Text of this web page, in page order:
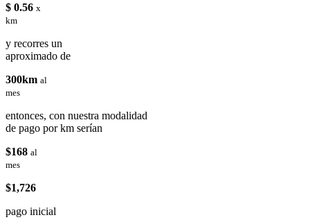
$ 0.56 x
km
y recorres un
aproximado de
300km al
mes
entonces, con nuestra modalidad
de pago por km serían
$168 al
mes
$1,726
pago inicial